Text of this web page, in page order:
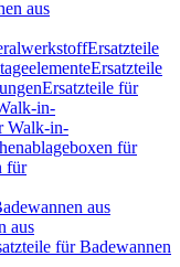
aus
Ersatzteile
Ersatzteile
Ersatzteile für
in-
Walk-in-
für
für
aus
aus
für Badewannen